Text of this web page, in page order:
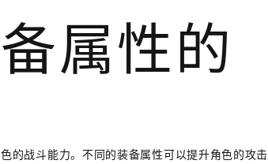
属性的
的战斗能力。不同的装备属性可以提升角色的攻击